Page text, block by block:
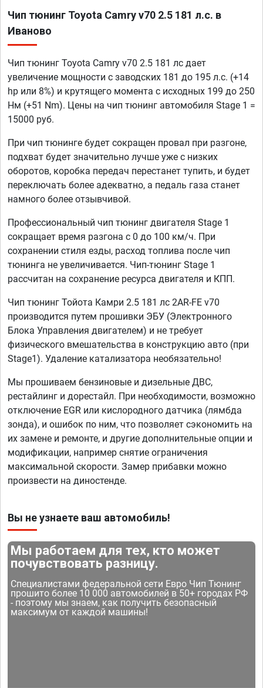
Чип тюнинг Toyota Camry v70 2.5 181 л.с. в
Иваново
Чип тюнинг Toyota Camry v70 2.5 181 лс дает
увеличение мощности с заводских 181 до 195 л.с. (+14
hp или 8%) и крутящего момента с исходных 199 до 250
Нм (+51 Nm). Цены на чип тюнинг автомобиля Stage 1 =
15000 руб.
При чип тюнинге будет сокращен провал при разгоне,
подхват будет значительно лучше уже с низких
оборотов, коробка передач перестанет тупить, и будет
переключать более адекватно, а педаль газа станет
намного более отзывчивой.
Профессиональный чип тюнинг двигателя Stage 1
сокращает время разгона с 0 до 100 км/ч. При
сохранении стиля езды, расход топлива после чип
тюнинга не увеличивается. Чип-тюнинг Stage 1
рассчитан на сохранение ресурса двигателя и КПП.
Чип тюнинг Тойота Камри 2.5 181 лс 2AR-FE v70
производится путем прошивки ЭБУ (Электронного
Блока Управления двигателем) и не требует
физического вмешательства в конструкцию авто (при
Stage1). Удаление катализатора необязательно!
Мы прошиваем бензиновые и дизельные ДВС,
рестайлинг и дорестайл. При необходимости, возможно
отключение EGR или кислородного датчика (лямбда
зонда), и ошибок по ним, что позволяет сэкономить на
их замене и ремонте, и другие дополнительные опции и
модификации, например снятие ограничения
максимальной скорости. Замер прибавки можно
произвести на диностенде.
Вы не узнаете ваш автомобиль!
Мы работаем для тех, кто может
почувствовать разницу.
Специалистами федеральной сети Евро Чип Тюнинг
прошито более 10 000 автомобилей в 50+ городах РФ
- поэтому мы знаем, как получить безопасный
максимум от каждой машины!